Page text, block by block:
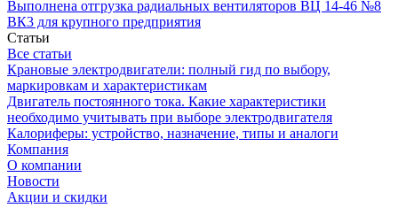
Выполнена отгрузка радиальных вентиляторов ВЦ 14-46 №8
ВК3 для крупного предприятия
Статьи
Все статьи
Крановые электродвигатели: полный гид по выбору,
маркировкам и характеристикам
Двигатель постоянного тока. Какие характеристики
необходимо учитывать при выборе электродвигателя
Калориферы: устройство, назначение, типы и аналоги
Компания
О компании
Новости
Акции и скидки